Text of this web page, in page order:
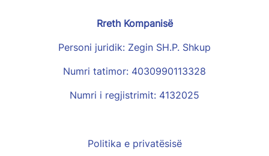
Politika e privatësisë
Rreth Kompanisë
Personi juridik: Zegin SH.P. Shkup
Numri tatimor: 4030990113328
Numri i regjistrimit: 4132025